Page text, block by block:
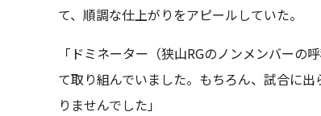
て、順調な仕上がりをアピールしていた。
「ドミネーター（狭山RGのノンメンバー
て取り組んでいました。もちろん、試合に
りませんでした」